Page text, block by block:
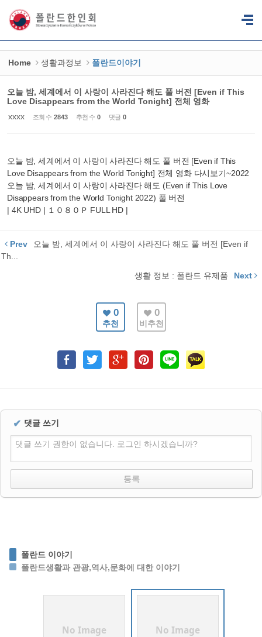
Home 생활과정보 폴란드이야기
오늘 밤, 세계에서 이 사랑이 사라진다 해도 풀 버전 [Even if This
Love Disappears from the World Tonight] 전체 영화
xxxx
조회 수 2843 추천 수 0 댓글 0
오늘 밤, 세계에서 이 사랑이 사라진다 해도 풀 버전 [Even if This
Love Disappears from the World Tonight] 전체 영화 다시보기~2022
오늘 밤, 세계에서 이 사랑이 사라진다 해도 (Even if This Love
Disappears from the World Tonight 2022) 풀 버전
| 4K UHD | １０８０Ｐ FULL HD |
Prev
오늘 밤, 세계에서 이 사랑이 사라진다 해도 풀 버전 [Even if
Th...
생활 정보 : 폴란드 유제품 Next
0
추천
0
비추천
✔ 댓글 쓰기
댓글 쓰기 권한이 없습니다. 로그인 하시겠습니까?
폴란드 이야기
폴란드생활과 관광,역사,문화에 대한 이야기
No Image No Image